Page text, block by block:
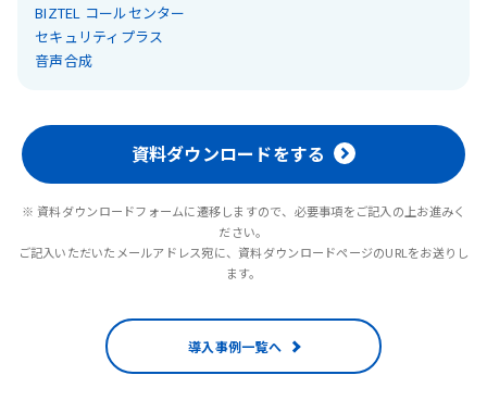
BIZTEL コールセンター
セキュリティプラス
音声合成
資料ダウンロードをする
※ 資料ダウンロードフォームに遷移しますので、必要事項をご記入の上お進みく
ださい。
ご記入いただいたメールアドレス宛に、資料ダウンロードページのURLをお送りし
ます。
導入事例一覧へ